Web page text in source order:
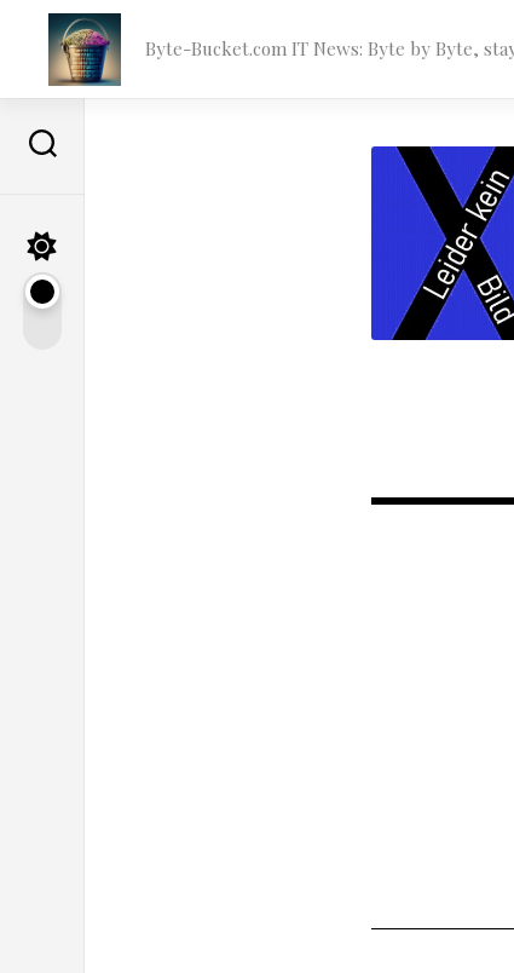
content
Byte-Bucket.com IT News: Byte by Byte,